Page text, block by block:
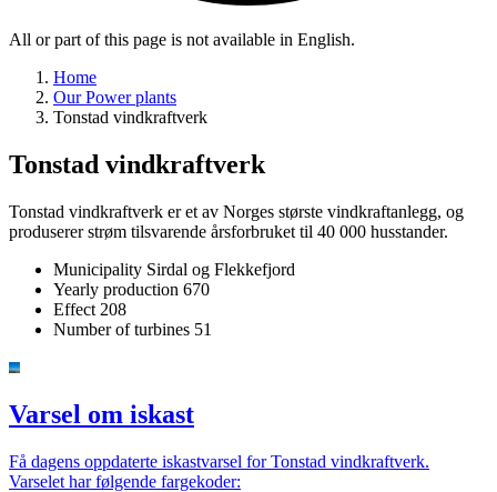
All or part of this page is not available in English.
Home
Our Power plants
Tonstad vindkraftverk
Tonstad vindkraftverk
Tonstad vindkraftverk er et av Norges største vindkraftanlegg, og
produserer strøm tilsvarende årsforbruket til 40 000 husstander.
Municipality Sirdal og Flekkefjord
Yearly production 670
Effect 208
Number of turbines 51
Varsel om iskast
Få dagens oppdaterte iskastvarsel for Tonstad vindkraftverk.
Varselet har følgende fargekoder: